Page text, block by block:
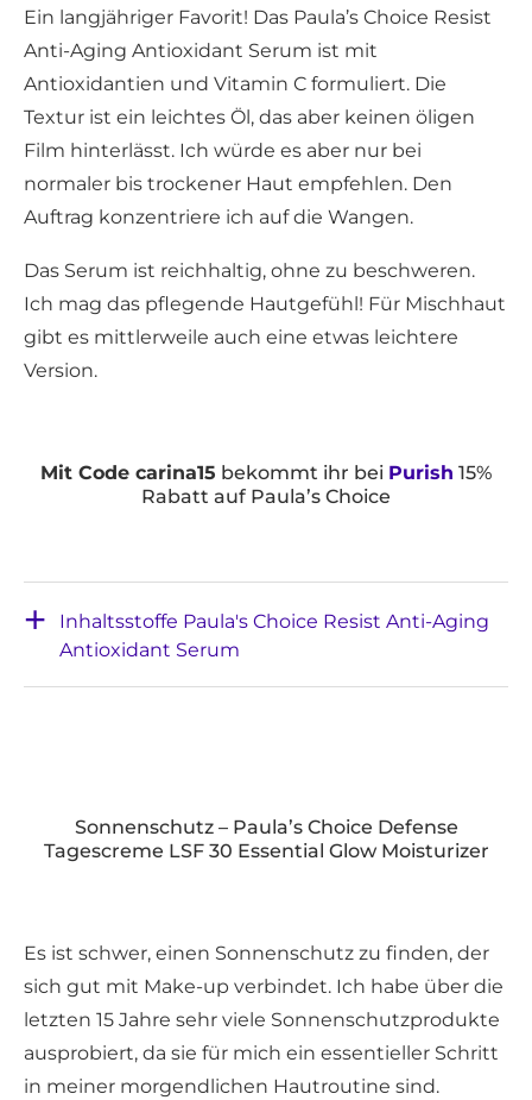
Ein langjähriger Favorit! Das Paula’s Choice Resist
Anti-Aging Antioxidant Serum ist mit
Antioxidantien und Vitamin C formuliert. Die
Textur ist ein leichtes Öl, das aber keinen öligen
Film hinterlässt. Ich würde es aber nur bei
normaler bis trockener Haut empfehlen. Den
Auftrag konzentriere ich auf die Wangen.
Das Serum ist reichhaltig, ohne zu beschweren.
Ich mag das pflegende Hautgefühl! Für Mischhaut
gibt es mittlerweile auch eine etwas leichtere
Version.
Mit Code carina15 bekommt ihr bei Purish 15%
Rabatt auf Paula’s Choice
Inhaltsstoffe Paula's Choice Resist Anti-Aging
Antioxidant Serum
Sonnenschutz – Paula’s Choice Defense
Tagescreme LSF 30 Essential Glow Moisturizer
Es ist schwer, einen Sonnenschutz zu finden, der
sich gut mit Make-up verbindet. Ich habe über die
letzten 15 Jahre sehr viele Sonnenschutzprodukte
ausprobiert, da sie für mich ein essentieller Schritt
in meiner morgendlichen Hautroutine sind.